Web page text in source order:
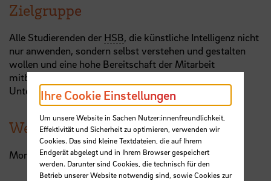
Zielgruppe
Alle Studierenden der HSB, die künstliche Intelligenz nicht
nur anwenden, sondern selbst verstehen und gestalten
wollen und eine hohe Bereitschaft der Mitarbeit
mitbringen.
Unterrichtssprache: Deutsch
Weiterer Termin
Montag, 27.04.2026 von 15:00 - 18:00 Uhr
Ihre Cookie Einstellungen
Um unsere Website in Sachen Nutzer:innenfreundlichkeit,
Effektivität und Sicherheit zu optimieren, verwenden wir
Cookies. Das sind kleine Textdateien, die auf Ihrem
Endgerät abgelegt und in Ihrem Browser gespeichert
werden. Darunter sind Cookies, die technisch für den
Betrieb unserer Website notwendig sind, sowie Cookies zur